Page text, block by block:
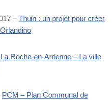
–Thuin : un projet pour créer
La Roche-en-Ardenne – La ville
PCM – Plan Communal de